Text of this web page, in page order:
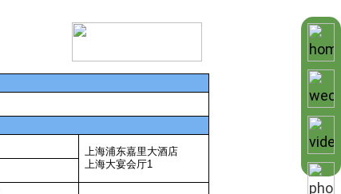
上海浦东嘉里大酒店
上海大宴会厅1